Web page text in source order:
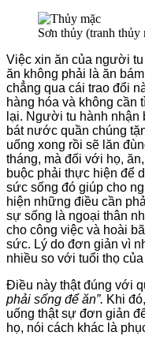
Sơn thủy (tranh thủy
Việc xin ăn của người
ăn không phải là ăn
chẳng qua cái trao đổi
hàng hóa và không cần
lại. Người tu hành nhận
bát nước quần chúng
uống xong rồi sẽ lăn
tháng, mà đối với họ,
buộc phải thực hiện để
sức sống đó giúp cho
hiện những điều cần
sự sống là ngoại thân
cho công việc và hoài
sức. Lý do đơn giản vì
nhiều so với tuổi thọ
Điều này thật đúng với
phải sống để ăn”. Khi
uống thật sự đơn giản
họ, nói cách khác là